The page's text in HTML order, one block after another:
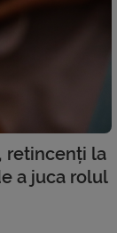
retincenți la
a juca rolul